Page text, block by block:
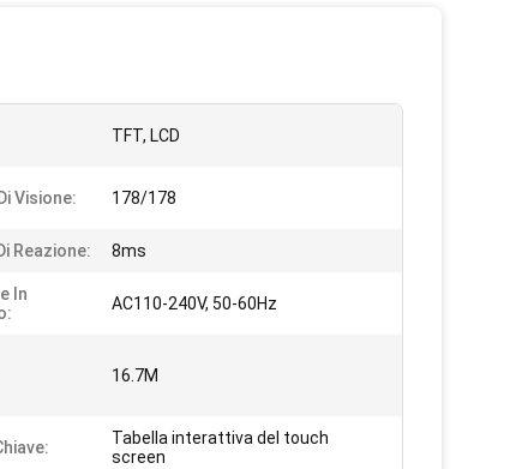
TFT, LCD
Visione: 178/178
Reazione: 8ms
In
AC110-240V, 50-60Hz
16.7M
Tabella interattiva del touch
screen